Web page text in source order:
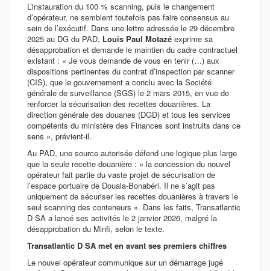
L’instauration du 100 % scanning, puis le changement
d’opérateur, ne semblent toutefois pas faire consensus au
sein de l’exécutif. Dans une lettre adressée le 29 décembre
2025 au DG du PAD, Louis Paul Motazé exprime sa
désapprobation et demande le maintien du cadre contractuel
existant : « Je vous demande de vous en tenir (…) aux
dispositions pertinentes du contrat d’inspection par scanner
(CIS), que le gouvernement a conclu avec la Société
générale de surveillance (SGS) le 2 mars 2015, en vue de
renforcer la sécurisation des recettes douanières. La
direction générale des douanes (DGD) et tous les services
compétents du ministère des Finances sont instruits dans ce
sens », prévient-il.
Au PAD, une source autorisée défend une logique plus large
que la seule recette douanière : « la concession du nouvel
opérateur fait partie du vaste projet de sécurisation de
l’espace portuaire de Douala-Bonabéri. Il ne s’agit pas
uniquement de sécuriser les recettes douanières à travers le
seul scanning des conteneurs ». Dans les faits, Transatlantic
D SA a lancé ses activités le 2 janvier 2026, malgré la
désapprobation du Minfi, selon le texte.
Transatlantic D SA met en avant ses premiers chiffres
Le nouvel opérateur communique sur un démarrage jugé